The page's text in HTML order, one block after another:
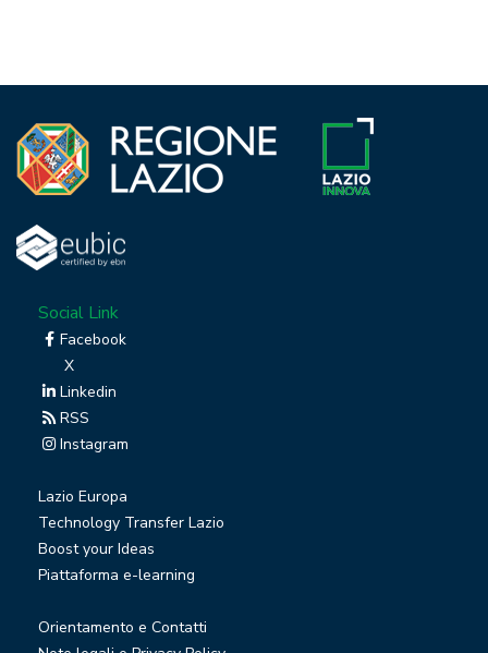
Social Link
Facebook
X
Linkedin
RSS
Instagram
Lazio Europa
Technology Transfer Lazio
Boost your Ideas
Piattaforma e-learning
Orientamento e Contatti